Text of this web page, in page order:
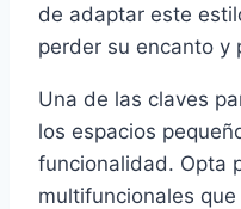
de adaptar este
perder su encanto y
Una de las claves
los espacios
funcionalidad. Opta
multifuncionales